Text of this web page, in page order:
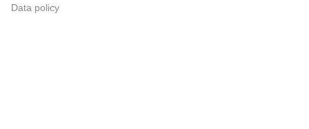
Data policy